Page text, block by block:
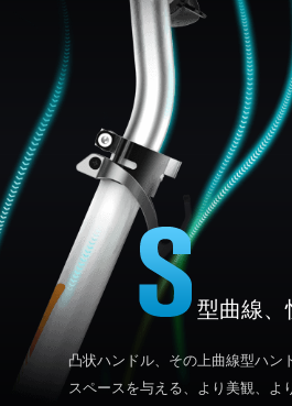
型曲線、
凸状ハンドル、その上曲線型ハン
スペースを与える、より美観、よ